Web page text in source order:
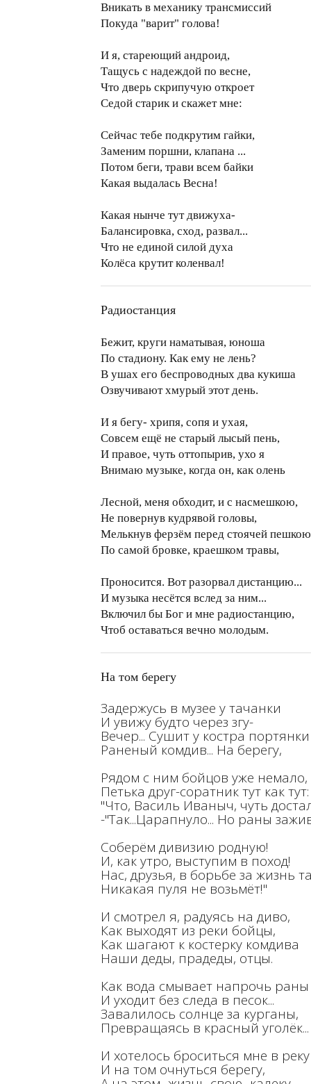
Вникать в механику трансмиссий
Покуда "варит" голова!
И я, стареющий андроид,
Тащусь с надеждой по весне,
Что дверь скрипучую откроет
Седой старик и скажет мне:
Сейчас тебе подкрутим гайки,
Заменим поршни, клапана ...
Потом беги, трави всем байки
Какая выдалась Весна!
Какая нынче тут движуха-
Балансировка, сход, развал...
Что не единой силой духа
Колёса крутит коленвал!
Радиостанция
Бежит, круги наматывая, юноша
По стадиону. Как ему не лень?
В ушах его беспроводных два кукиша
Озвучивают хмурый этот день.
И я бегу- хрипя, сопя и ухая,
Совсем ещё не старый лысый пень,
И правое, чуть оттопырив, ухо я
Внимаю музыке, когда он, как олень
Лесной, меня обходит, и с насмешкою,
Не повернув кудрявой головы,
Мелькнув ферзём перед стоячей
По самой бровке, краешком травы,
Проносится. Вот разорвал дистанцию...
И музыка несётся вслед за ним...
Включил бы Бог и мне радиостанцию,
Чтоб оставаться вечно молодым.
На том берегу
Задержусь в музее у тачанки
И увижу будто через згу-
Вечер... Сушит у костра портянки
Раненый комдив... На берегу,
Рядом с ним бойцов уже немало,
Петька друг-соратник тут как тут:
"Что, Василь Иваныч, чуть
-"Так...Царапнуло... Но раны
Соберём дивизию родную!
И, как утро, выступим в поход!
Нас, друзья, в борьбе за жизнь
Никакая пуля не возьмёт!"
И смотрел я, радуясь на диво,
Как выходят из реки бойцы,
Как шагают к костерку комдива
Наши деды, прадеды, отцы.
Как вода смывает напрочь раны
И уходит без следа в песок...
Завалилось солнце за курганы,
Превращаясь в красный уголёк...
И хотелось броситься мне в реку
И на том очнуться берегу,